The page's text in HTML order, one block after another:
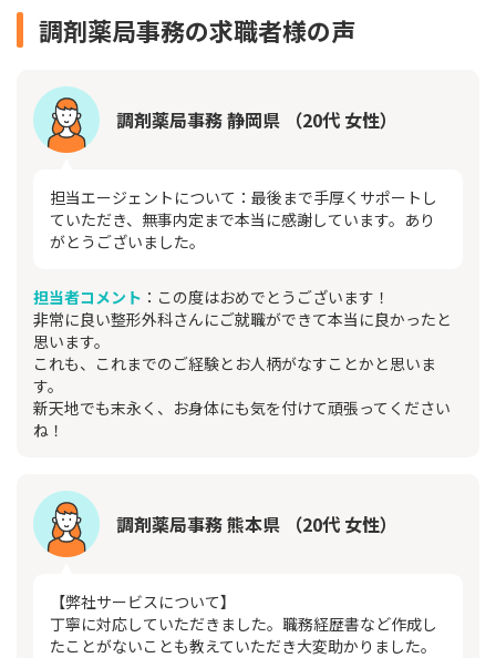
調剤薬局事務の求職者様の声
調剤薬局事務 静岡県 （20代 女性）
担当エージェントについて：最後まで手厚くサポートし
ていただき、無事内定まで本当に感謝しています。あり
がとうございました。
担当者コメント ：この度はおめでとうございます！
非常に良い整形外科さんにご就職ができて本当に良かったと
思います。
これも、これまでのご経験とお人柄がなすことかと思いま
す。
新天地でも末永く、お身体にも気を付けて頑張ってください
ね！
調剤薬局事務 熊本県 （20代 女性）
【弊社サービスについて】
丁寧に対応していただきました。職務経歴書など作成し
たことがないことも教えていただき大変助かりました。